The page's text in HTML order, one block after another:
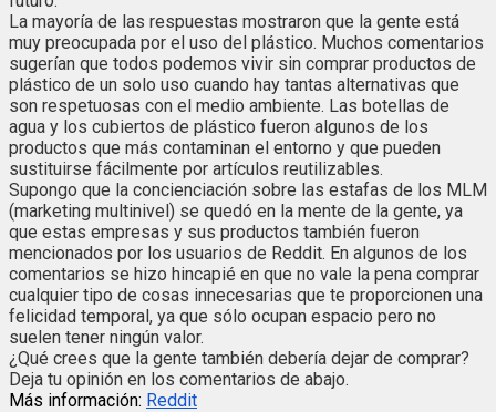
La mayoría de las respuestas mostraron que la gente está
muy preocupada por el uso del plástico. Muchos comentarios
sugerían que todos podemos vivir sin comprar productos de
plástico de un solo uso cuando hay tantas alternativas que
son respetuosas con el medio ambiente. Las botellas de
agua y los cubiertos de plástico fueron algunos de los
productos que más contaminan el entorno y que pueden
sustituirse fácilmente por artículos reutilizables.
Supongo que la concienciación sobre las estafas de los MLM
(marketing multinivel) se quedó en la mente de la gente, ya
que estas empresas y sus productos también fueron
mencionados por los usuarios de Reddit. En algunos de los
comentarios se hizo hincapié en que no vale la pena comprar
cualquier tipo de cosas innecesarias que te proporcionen una
felicidad temporal, ya que sólo ocupan espacio pero no
suelen tener ningún valor.
¿Qué crees que la gente también debería dejar de comprar?
Deja tu opinión en los comentarios de abajo.
Más información: Reddit